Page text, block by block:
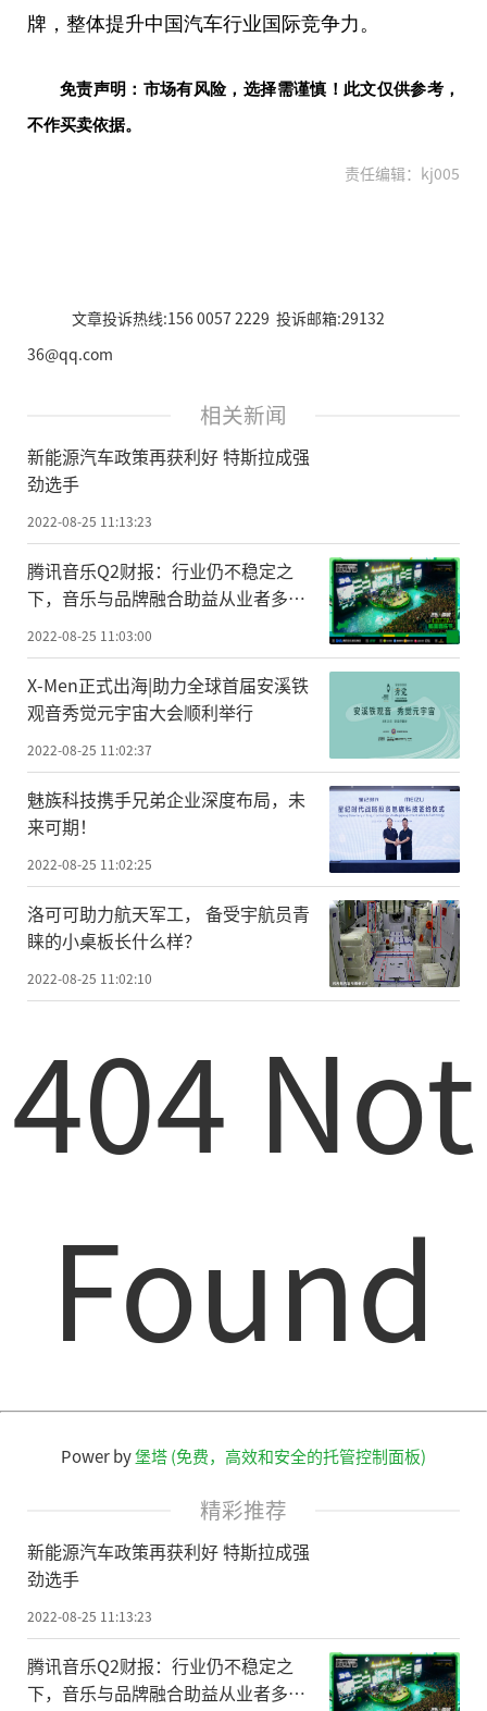
牌，整体提升中国汽车行业国际竞争力。
免责声明：市场有风险，选择需谨慎！此文仅供参考，
不作买卖依据。
责任编辑：kj005
文章投诉热线:156 0057 2229 投诉邮箱:29132
36@qq.com
相关新闻
新能源汽车政策再获利好 特斯拉成强
劲选手
2022-08-25 11:13:23
腾讯音乐Q2财报：行业仍不稳定之
下，音乐与品牌融合助益从业者多元
变现
2022-08-25 11:03:00
X-Men正式出海|助力全球首届安溪铁
观音秀觉元宇宙大会顺利举行
2022-08-25 11:02:37
魅族科技携手兄弟企业深度布局，未
来可期！
2022-08-25 11:02:25
洛可可助力航天军工， 备受宇航员青
睐的小桌板长什么样？
2022-08-25 11:02:10
404 Not
Found
Power by堡塔 (免费，高效和安全的托管控制面板)
精彩推荐
新能源汽车政策再获利好 特斯拉成强
劲选手
2022-08-25 11:13:23
腾讯音乐Q2财报：行业仍不稳定之
下，音乐与品牌融合助益从业者多元